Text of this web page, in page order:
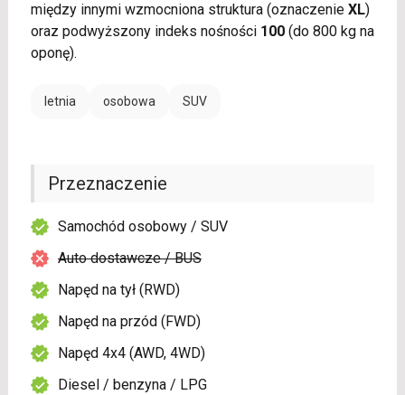
między innymi wzmocniona struktura (oznaczenie XL)
oraz podwyższony indeks nośności 100(do 800 kg na
oponę).
letnia osobowa SUV
Przeznaczenie
Samochód osobowy / SUV
Auto dostawcze / BUS
Napęd na tył (RWD)
Napęd na przód (FWD)
Napęd 4x4 (AWD, 4WD)
Diesel / benzyna / LPG